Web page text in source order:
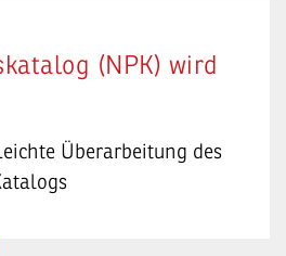
(NPK) wird
Überarbeitung des